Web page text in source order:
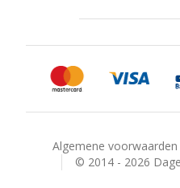
Algemene voorwaarden
© 2014 - 2026